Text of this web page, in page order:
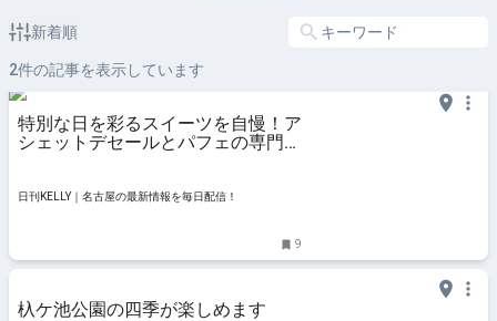
新着順
2件の記事を表示しています
特別な日を彩るスイーツを自慢！ア
シェットデセールとパフェの専門店
新情報を毎日配信！
日刊KELLY｜名古屋の最新情報を毎日配信！
9
杁ケ池公園の四季が楽しめます